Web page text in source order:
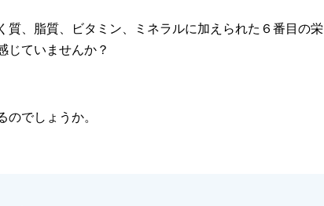
質、脂質、ビタミン、ミネラルに加えられた６番目の栄
じていませんか？
でしょうか。